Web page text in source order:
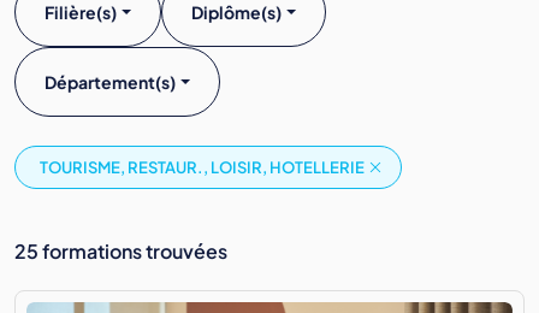
Filière(s) Diplôme(s)
Département(s)
TOURISME, RESTAUR., LOISIR, HOTELLERIE
25 formations trouvées